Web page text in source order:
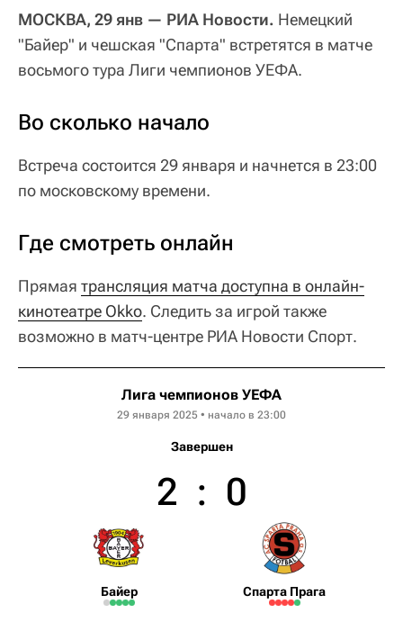
МОСКВА, 29 янв — РИА Новости. Немецкий
"Байер" и чешская "Спарта" встретятся в матче
восьмого тура Лиги чемпионов УЕФА.
Во сколько начало
Встреча состоится 29 января и начнется в 23:00
по московскому времени.
Где смотреть онлайн
Прямая трансляция матча доступна в онлайн-
кинотеатре Okko. Следить за игрой также
возможно в матч-центре РИА Новости Спорт.
Лига чемпионов УЕФА
29 января 2025 • начало в 23:00
Завершен
Байер
2 : 0
Спарта Прага